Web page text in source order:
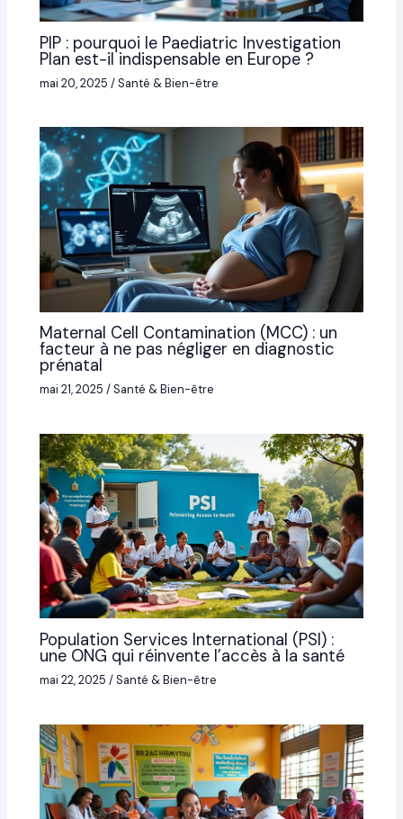
PIP : pourquoi le Paediatric Investigation
Plan est-il indispensable en Europe ?
mai 20, 2025/Santé & Bien-être
Maternal Cell Contamination (MCC) : un
facteur à ne pas négliger en diagnostic
prénatal
mai 21, 2025/Santé & Bien-être
Population Services International (PSI) :
une ONG qui réinvente l’accès à la santé
mai 22, 2025/Santé & Bien-être